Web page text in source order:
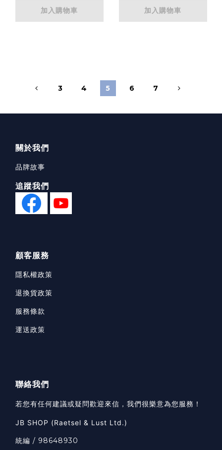
版]
加入購物車 加入購物車
3 4 5 6 7
關於我們
品牌故事
追蹤我們
顧客服務
隱私權政策
退換貨政策
服務條款
運送政策
聯絡我們
若您有任何建議或疑問歡迎來信，我們很樂意為您服務！
JB SHOP (Raetsel & Lust Ltd.)
統編 / 98648930